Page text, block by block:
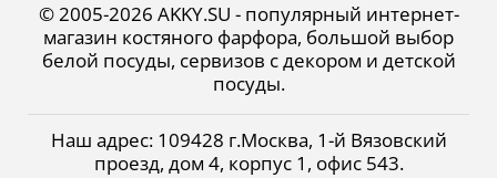
© 2005-2026 AKKY.SU - популярный интернет-
магазин костяного фарфора, большой выбор
белой посуды, сервизов с декором и детской
посуды.
Наш адрес: 109428 г.Москва, 1-й Вязовский
проезд, дом 4, корпус 1, офис 543.